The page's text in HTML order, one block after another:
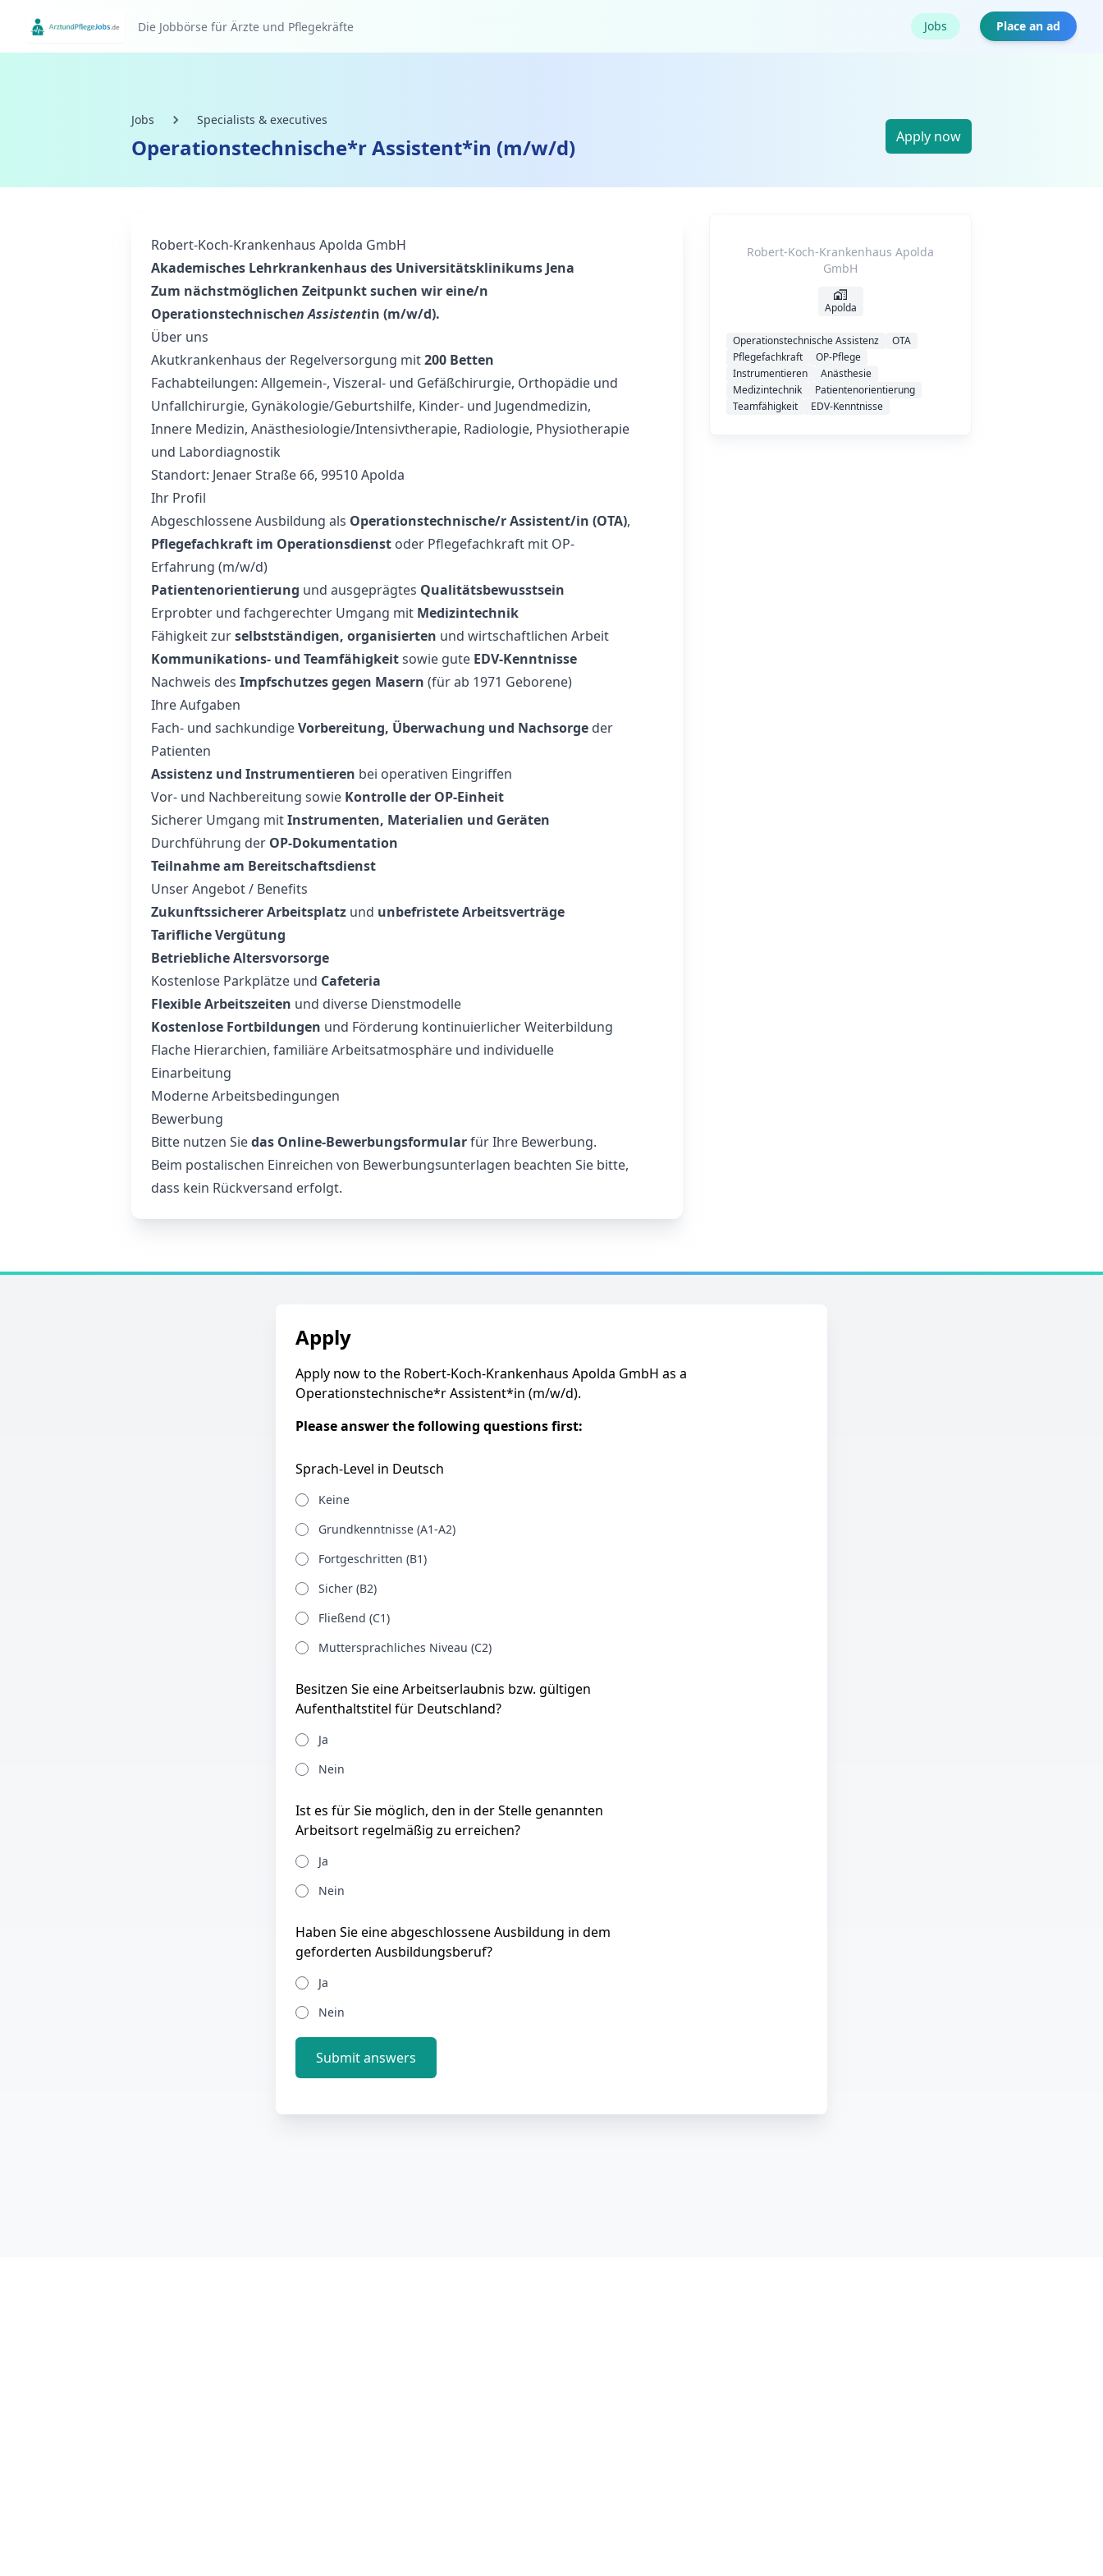
Die Jobbörse für Ärzte und Pflegekräfte Jobs Place an ad
Jobs Specialists & executives
Operationstechnische*r Assistent*in (m/w/d) Apply now
Robert-Koch-Krankenhaus Apolda GmbH
Akademisches Lehrkrankenhaus des Universitätsklinikums Jena
Zum nächstmöglichen Zeitpunkt suchen wir eine/n
Operationstechnischen Assistentin (m/w/d).
Über uns
Akutkrankenhaus der Regelversorgung mit200 Betten
Fachabteilungen: Allgemein-, Viszeral- und Gefäßchirurgie, Orthopädie und
Unfallchirurgie, Gynäkologie/Geburtshilfe, Kinder- und Jugendmedizin,
Innere Medizin, Anästhesiologie/Intensivtherapie, Radiologie, Physiotherapie
und Labordiagnostik
Standort: Jenaer Straße 66, 99510 Apolda
Ihr Profil
Abgeschlossene Ausbildung als Operationstechnische/r Assistent/in (OTA),
Pflegefachkraft im Operationsdienst oder Pflegefachkraft mit OP-
Erfahrung (m/w/d)
Patientenorientierung und ausgeprägtes Qualitätsbewusstsein
Erprobter und fachgerechter Umgang mit Medizintechnik
Fähigkeit zurselbstständigen, organisierten und wirtschaftlichen Arbeit
Kommunikations- und Teamfähigkeitsowie gute EDV-Kenntnisse
Nachweis des Impfschutzes gegen Masern (für ab 1971 Geborene)
Ihre Aufgaben
Fach- und sachkundigeVorbereitung, Überwachung und Nachsorge der
Patienten
Assistenz und Instrumentieren bei operativen Eingriffen
Vor- und Nachbereitung sowie Kontrolle der OP-Einheit
Sicherer Umgang mitInstrumenten, Materialien und Geräten
Durchführung der OP-Dokumentation
Teilnahme am Bereitschaftsdienst
Unser Angebot / Benefits
Zukunftssicherer Arbeitsplatz und unbefristete Arbeitsverträge
Tarifliche Vergütung
Betriebliche Altersvorsorge
Kostenlose Parkplätze und Cafeteria
Flexible Arbeitszeiten und diverse Dienstmodelle
Kostenlose Fortbildungen und Förderung kontinuierlicher Weiterbildung
Flache Hierarchien, familiäre Arbeitsatmosphäre und individuelle
Einarbeitung
Moderne Arbeitsbedingungen
Bewerbung
Bitte nutzen Siedas Online-Bewerbungsformularfür Ihre Bewerbung.
Beim postalischen Einreichen von Bewerbungsunterlagen beachten Sie bitte,
dass kein Rückversand erfolgt.
Robert-Koch-Krankenhaus Apolda
GmbH
Apolda
Operationstechnische Assistenz
OTA
Pflegefachkraft
OP-Pflege
Instrumentieren
Anästhesie
Medizintechnik
Patientenorientierung
Teamfähigkeit
EDV-Kenntnisse
Apply
Apply now to the Robert-Koch-Krankenhaus Apolda GmbH as a
Operationstechnische*r Assistent*in (m/w/d).
Please answer the following questions first:
Sprach-Level in Deutsch
Keine
Grundkenntnisse (A1-A2)
Fortgeschritten (B1)
Sicher (B2)
Fließend (C1)
Muttersprachliches Niveau (C2)
Besitzen Sie eine Arbeitserlaubnis bzw. gültigen
Aufenthaltstitel für Deutschland?
Ja
Nein
Ist es für Sie möglich, den in der Stelle genannten
Arbeitsort regelmäßig zu erreichen?
Ja
Nein
Haben Sie eine abgeschlossene Ausbildung in dem
geforderten Ausbildungsberuf?
Ja
Nein
Submit answers